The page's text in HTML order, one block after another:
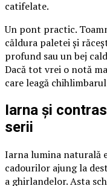
catifelate.
Un pont practic.
căldura paletei și
profund sau un bej
Dacă tot vrei o notă
care leagă
Iarna și
serii
Iarna lumina naturală
cadourilor ajung la
a ghirlandelor. Asta